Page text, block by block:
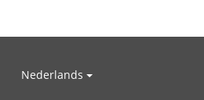
Nederlands